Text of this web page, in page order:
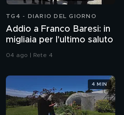
TG4 - DIARIO DEL GIORNO
Addio a Franco Baresi: in
migliaia per l'ultimo saluto
04 ago | Rete 4
4 MIN